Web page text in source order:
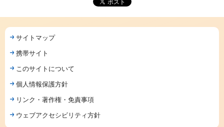
サイトマップ
携帯サイト
このサイトについて
個人情報保護方針
リンク・著作権・免責事項
ウェブアクセシビリティ方針